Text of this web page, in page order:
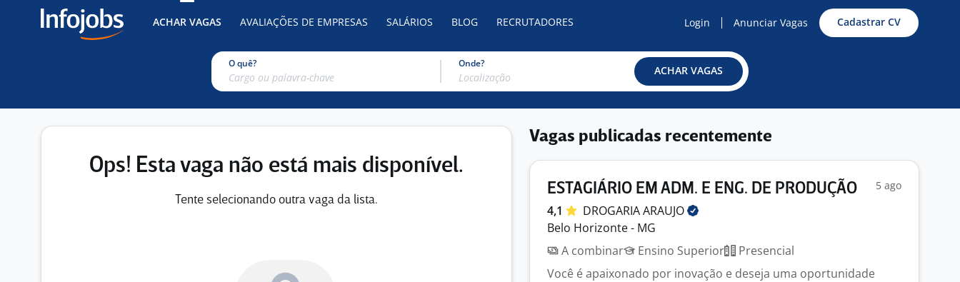
ACHAR VAGAS AVALIAÇÕES DE EMPRESAS SALÁRIOS BLOG RECRUTADORES Login Anunciar Vagas Cadastrar CV
O quê? Onde?
ACHAR VAGAS
Ops! Esta vaga não está mais disponível.
Tente selecionando outra vaga da lista.
Vagas publicadas recentemente
ESTAGIÁRIO EM ADM. E ENG. DE PRODUÇÃO 5 ago
4,1 DROGARIAARAUJO
Belo Horizonte - MG
A combinar
Ensino Superior
Presencial
Você é apaixonado por inovação e deseja uma oportunidade